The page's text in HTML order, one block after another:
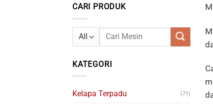
CARI PRODUK
Pencarian
KATEGORI
Kelapa Terpadu (71)